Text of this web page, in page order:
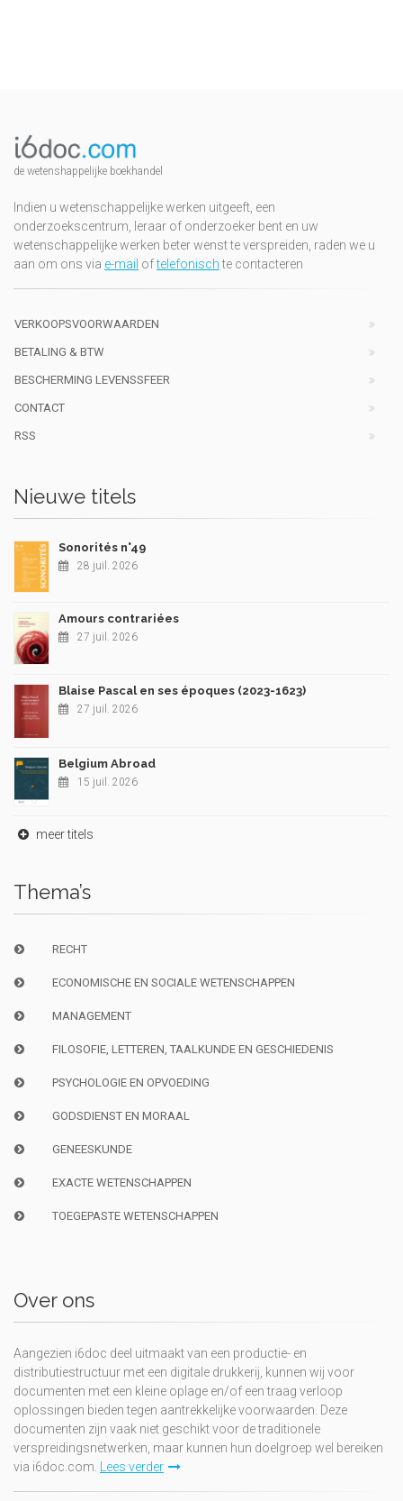
de wetenshappelijke boekhandel
Indien u wetenschappelijke werken uitgeeft, een
onderzoekscentrum, leraar of onderzoeker bent en uw
wetenschappelijke werken beter wenst te verspreiden, raden we u
aan om ons via e-mail oftelefonischte contacteren
VERKOOPSVOORWAARDEN
BETALING & BTW
BESCHERMING LEVENSSFEER
CONTACT
RSS
Nieuwe titels
Sonorités n°49
28 juil. 2026
Amours contrariées
27 juil. 2026
Blaise Pascal en ses époques (2023-1623)
27 juil. 2026
Belgium Abroad
15 juil. 2026
meer titels
Thema’s
RECHT
ECONOMISCHE EN SOCIALE WETENSCHAPPEN
MANAGEMENT
FILOSOFIE, LETTEREN, TAALKUNDE EN GESCHIEDENIS
PSYCHOLOGIE EN OPVOEDING
GODSDIENST EN MORAAL
GENEESKUNDE
EXACTE WETENSCHAPPEN
TOEGEPASTE WETENSCHAPPEN
Over ons
Aangezien i6doc deel uitmaakt van een productie- en
distributiestructuur met een digitale drukkerij, kunnen wij voor
documenten met een kleine oplage en/of een traag verloop
oplossingen bieden tegen aantrekkelijke voorwaarden. Deze
documenten zijn vaak niet geschikt voor de traditionele
verspreidingsnetwerken, maar kunnen hun doelgroep wel bereiken
via i6doc.com. Lees verder